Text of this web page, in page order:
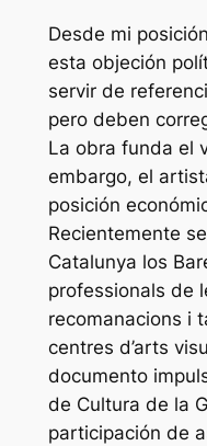
Desde mi
esta objeción
servir de
pero deben
La obra funda el
embargo, el
posición
Recientemente
Catalunya los
professionals de
recomanacions i
centres d’arts
documento
de Cultura de la
participación de